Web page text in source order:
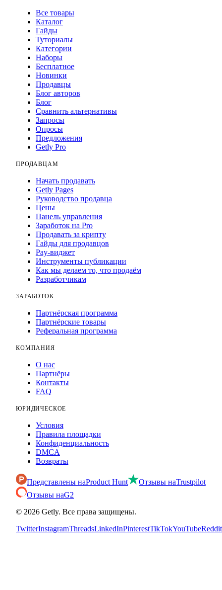
Все товары
Каталог
Гайды
Туториалы
Категории
Наборы
Бесплатное
Новинки
Продавцы
Блог авторов
Блог
Сравнить альтернативы
Запросы
Опросы
Предложения
Getly Pro
ПРОДАВЦАМ
Начать продавать
Getly Pages
Руководство продавца
Цены
Панель управления
Заработок на Pro
Продавать за крипту
Гайды для продавцов
Pay-виджет
Инструменты публикации
Как мы делаем то, что продаём
Разработчикам
ЗАРАБОТОК
Партнёрская программа
Партнёрские товары
Реферальная программа
КОМПАНИЯ
О нас
Партнёры
Контакты
FAQ
ЮРИДИЧЕСКОЕ
Условия
Правила площадки
Конфиденциальность
DMCA
Возвраты
Представлены наProduct Hunt Отзывы наTrustpilot
Отзывы наG2
© 2026 Getly. Все права защищены.
TwitterInstagramThreadsLinkedInPinterestTikTokYouTubeReddit